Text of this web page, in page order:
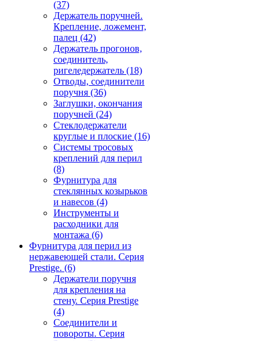
(37)
Держатель поручней.
Крепление, ложемент,
палец (42)
Держатель прогонов,
соединитель,
ригеледержатель (18)
Отводы, соединители
поручня (36)
Заглушки, окончания
поручней (24)
Стеклодержатели
круглые и плоские (16)
Системы тросовых
креплений для перил
(8)
Фурнитура для
стеклянных козырьков
и навесов (4)
Инструменты и
расходники для
монтажа (6)
Фурнитура для перил из
нержавеющей стали. Серия
Prestige. (6)
Держатели поручня
для крепления на
стену. Серия Prestige
(4)
Соединители и
повороты. Серия